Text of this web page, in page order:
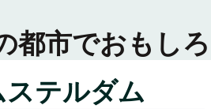
都市でおもし
ステルダム